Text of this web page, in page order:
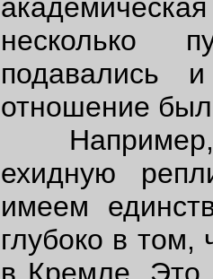
несколько
подавались
отношение
Например,
ехидную
имеем
глубоко в том,